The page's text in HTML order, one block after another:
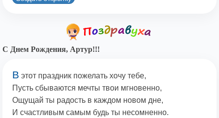
С Днем Рождения, Артур!!!
В этот праздник пожелать хочу тебе,
Пусть сбываются мечты твои мгновенно,
Ощущай ты радость в каждом новом дне,
И счастливым самым будь ты несомненно.